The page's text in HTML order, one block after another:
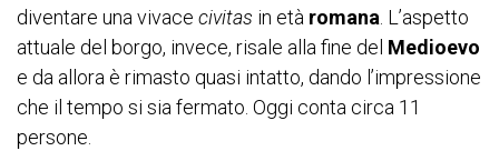
diventare una vivace civitas in età romana . L’aspetto
attuale del borgo, invece, risale alla fine del Medioevo
e da allora è rimasto quasi intatto, dando l’impressione
che il tempo si sia fermato. Oggi conta circa 11
persone.